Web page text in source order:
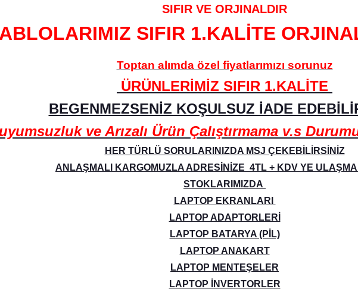
SIFIR VE ORJINALDIR
SIFIR 1.KALİTE
Toptan alımda özel fiyatlarımızı sorunuz
ÜRÜNLERİMİZ SIFIR 1.KALİTE
BEGENMEZSENİZ KOŞULSUZ İADE
ve Arızalı Ürün Çalıştırmama v.s
HER TÜRLÜ SORULARINIZDA MSJ ÇEKEBİLİRSİNİZ
ANLAŞMALI KARGOMUZLA ADRESİNİZE 4TL + KDV YE
STOKLARIMIZDA
LAPTOP EKRANLARI
LAPTOP ADAPTORLERİ
LAPTOP BATARYA (PİL)
LAPTOP ANAKART
LAPTOP MENTEŞELER
LAPTOP İNVERTORLER